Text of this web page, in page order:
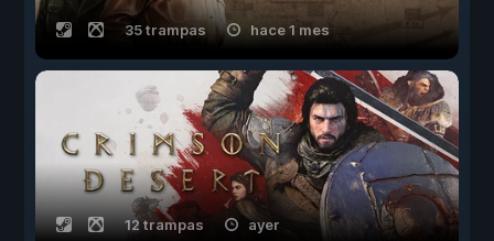
35 trampas hace 1 mes
12 trampas ayer